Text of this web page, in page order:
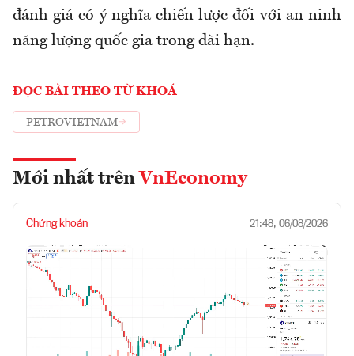
đánh giá có ý nghĩa chiến lược đối với an ninh
năng lượng quốc gia trong dài hạn.
ĐỌC BÀI THEO TỪ KHOÁ
PETROVIETNAM
Mới nhất trên VnEconomy
Chứng khoán 21:48, 06/08/2026